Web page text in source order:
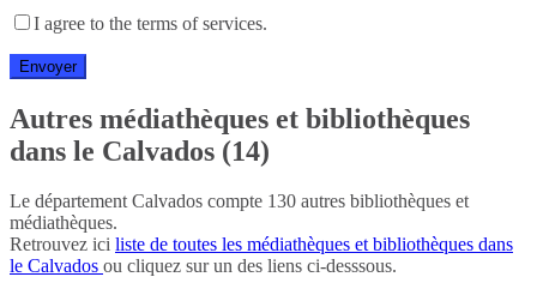
I agree to the terms of services.
Autres médiathèques et bibliothèques
dans le Calvados (14)
Le département Calvados compte 130 autres bibliothèques et
médiathèques.
Retrouvez ici liste de toutes les médiathèques et bibliothèques dans
le Calvados ou cliquez sur un des liens ci-desssous.